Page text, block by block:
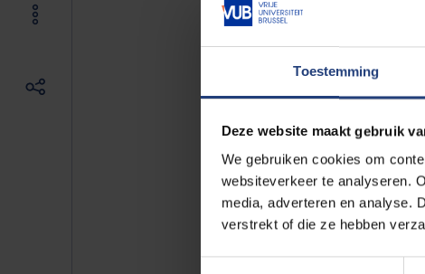
Toestemming
Deze website maakt gebruik
We gebruiken cookies om
websiteverkeer te analyseren.
media, adverteren en analyse.
verstrekt of die ze hebben
URL*
De
Bv.